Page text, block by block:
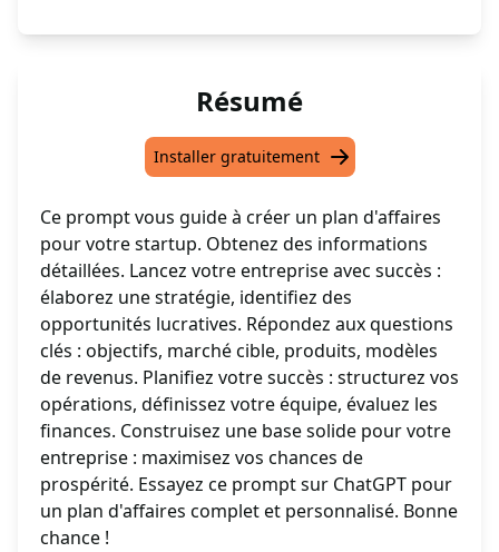
Résumé
Installer gratuitement
Ce prompt vous guide à créer un plan d'affaires
pour votre startup. Obtenez des informations
détaillées. Lancez votre entreprise avec succès :
élaborez une stratégie, identifiez des
opportunités lucratives. Répondez aux questions
clés : objectifs, marché cible, produits, modèles
de revenus. Planifiez votre succès : structurez vos
opérations, définissez votre équipe, évaluez les
finances. Construisez une base solide pour votre
entreprise : maximisez vos chances de
prospérité. Essayez ce prompt sur ChatGPT pour
un plan d'affaires complet et personnalisé. Bonne
chance !